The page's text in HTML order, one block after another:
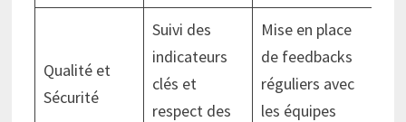
Qualité et
Sécurité
Suivi des
indicateurs
clés et
respect des
Mise en place
de feedbacks
réguliers avec
les équipes